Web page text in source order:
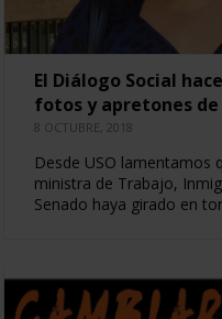
El Diálogo Social
fotos y apretones de
8 OCTUBRE, 2018
Desde USO lamentamos
ministra de Trabajo,
Senado haya girado en